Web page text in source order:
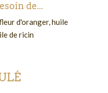
de...
d'oranger, huile
de ricin